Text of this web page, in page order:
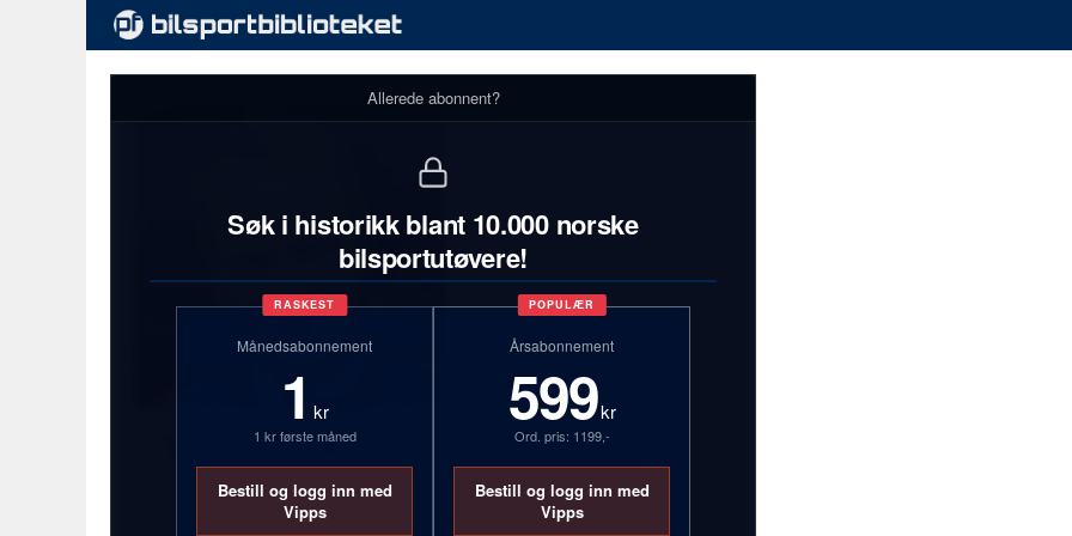
Thomas Hårberg
31 år
Allerede abonnent?
Søk i historikk blant 10.000 norske
bilsportutøvere!
RASKEST
Månedsabonnement
1 kr
1 kr første måned
Bestill og logg inn med
Vipps
POPULÆR
Årsabonnement
599kr
Ord. pris: 1199,-
Bestill og logg inn med
Vipps